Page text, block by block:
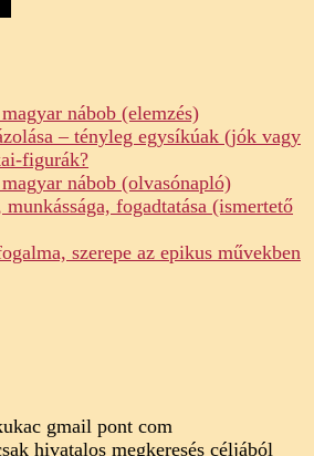
nábob (elemzés)
– tényleg egysíkúak (jók vagy
figurák?
nábob (olvasónapló)
fogadtatása (ismertető
szerepe az epikus művekben
gmail pont com
hivatalos megkeresés céljából